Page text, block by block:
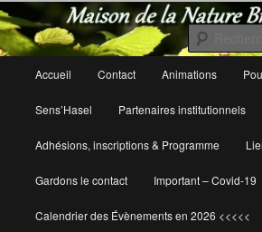
Aller
principal
Aller
secondaire
Accueil Contact Animations
Sens’Hasel Partenaires institutionnels
Adhésions, inscriptions & Programme
Gardons le contact Important – Covid-19
Calendrier des Évènements en 2026 <<<<<